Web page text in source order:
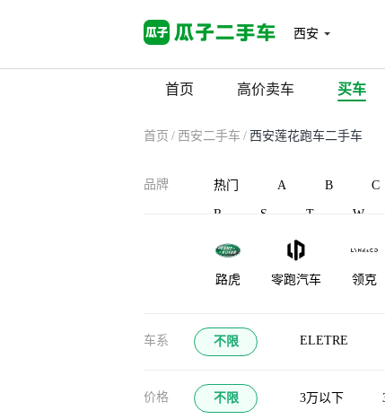
西安
首页 高价卖车 买车
首页 / 西安二手车 / 西安莲花跑车二手车
品牌 热门 A B C
R S T W
路虎 零跑汽车 领克
凌宝汽车 蓝电
龙程汽车
车系 不限 ELETRE
价格 不限 3万以下